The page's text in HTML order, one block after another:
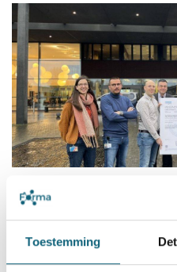
Toestemming
Het Jan Yperman
tweede West-Vlaams